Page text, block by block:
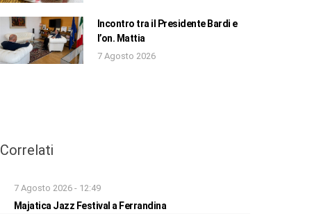
Incontro tra il Presidente Bardi e
l’on. Mattia
7 Agosto 2026
Correlati
7 Agosto 2026 - 12:49
Majatica Jazz Festival a Ferrandina